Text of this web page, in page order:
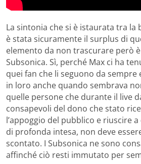
La sintonia che si è istaurata tra la
è stata sicuramente il surplus di
elemento da non trascurare però
Subsonica. Sì, perché Max ci ha
quei fan che li seguono da
in loro anche quando sembrava
quelle persone che durante il live
consapevoli del dono che stato
l’appoggio del pubblico e riuscire
di profonda intesa, non deve
scontato. I Subsonica ne sono
affinché ciò resti immutato per